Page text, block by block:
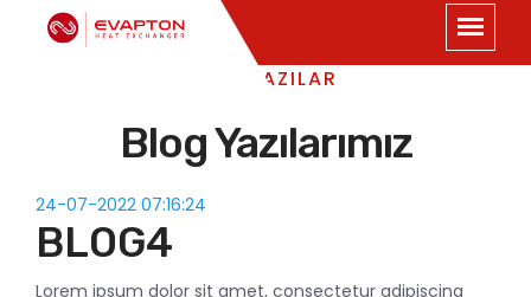
SON YAZILAR
Blog Yazılarımız
24-07-2022 07:16:24
BLOG4
Lorem ipsum dolor sit amet, consectetur adipiscing